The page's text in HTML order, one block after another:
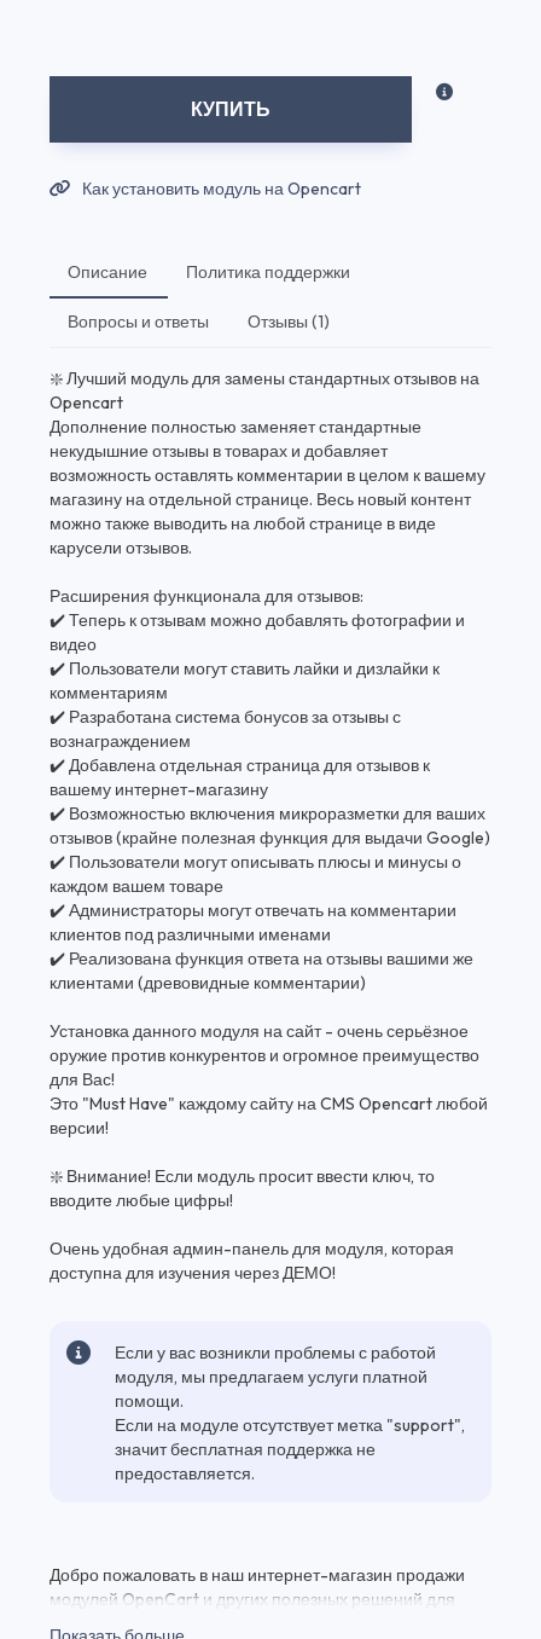
КУПИТЬ
Как установить модуль на Opencart
Описание Политика поддержки
Вопросы и ответы Отзывы (1)
❇️ Лучший модуль для замены стандартных отзывов на
Opencart
Дополнение полностью заменяет стандартные
некудышние отзывы в товарах и добавляет
возможность оставлять комментарии в целом к вашему
магазину на отдельной странице. Весь новый контент
можно также выводить на любой странице в виде
карусели отзывов.
Расширения функционала для отзывов:
✔️ Теперь к отзывам можно добавлять фотографии и
видео
✔️ Пользователи могут ставить лайки и дизлайки к
комментариям
✔️ Разработана система бонусов за отзывы с
вознаграждением
✔️ Добавлена отдельная страница для отзывов к
вашему интернет-магазину
✔️ Возможностью включения микроразметки для ваших
отзывов (крайне полезная функция для выдачи Google)
✔️ Пользователи могут описывать плюсы и минусы о
каждом вашем товаре
✔️ Администраторы могут отвечать на комментарии
клиентов под различными именами
✔️ Реализована функция ответа на отзывы вашими же
клиентами (древовидные комментарии)
Установка данного модуля на сайт - очень серьёзное
оружие против конкурентов и огромное преимущество
для Вас!
Это "Must Have" каждому сайту на CMS Opencart любой
версии!
❇️ Внимание! Если модуль просит ввести ключ, то
вводите любые цифры!
Очень удобная админ-панель для модуля, которая
доступна для изучения через ДЕМО!
Если у вас возникли проблемы с работой
модуля, мы предлагаем услуги платной
помощи.
Если на модуле отсутствует метка "support",
значит бесплатная поддержка не
предоставляется.
Добро пожаловать в наш интернет-магазин продажи
модулей OpenCart и других полезных решений для